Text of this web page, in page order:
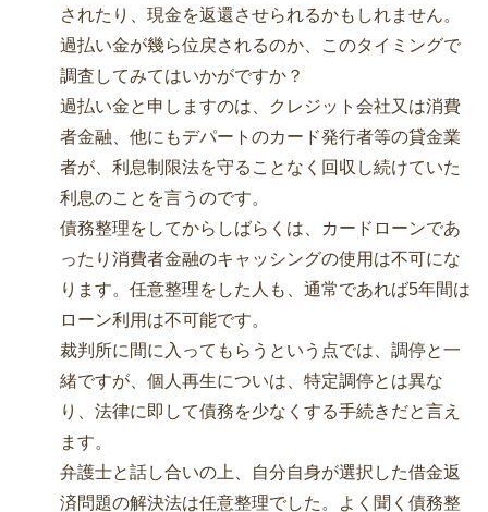
されたり、現金を返還させられるかもしれません。
過払い金が幾ら位戻されるのか、このタイミングで
調査してみてはいかがですか？
過払い金と申しますのは、クレジット会社又は消費
者金融、他にもデパートのカード発行者等の貸金業
者が、利息制限法を守ることなく回収し続けていた
利息のことを言うのです。
債務整理をしてからしばらくは、カードローンであ
ったり消費者金融のキャッシングの使用は不可にな
ります。任意整理をした人も、通常であれば5年間は
ローン利用は不可能です。
裁判所に間に入ってもらうという点では、調停と一
緒ですが、個人再生についは、特定調停とは異な
り、法律に即して債務を少なくする手続きだと言え
ます。
弁護士と話し合いの上、自分自身が選択した借金返
済問題の解決法は任意整理でした。よく聞く債務整